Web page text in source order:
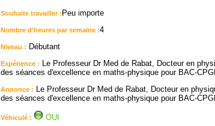
Souhaite travailler : Peu importe
Nombre d'heures par semaine :4
Niveau : Débutant
Expérience : Le Professeur Dr Med de Rabat, Docteur en
des séances d'excellence en maths-physique pour BAC-
Annonce : Le Professeur Dr Med de Rabat, Docteur en
des séances d'excellence en maths-physique pour BAC-
Véhiculé : OUI